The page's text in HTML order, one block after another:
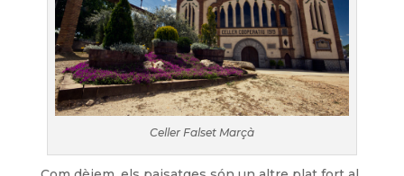
Celler Falset Marçà